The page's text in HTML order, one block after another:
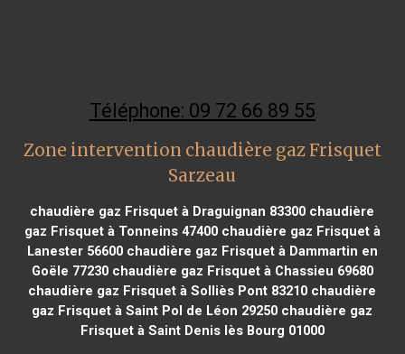
Téléphone: 09 72 66 89 55
Zone intervention chaudière gaz Frisquet
Sarzeau
chaudière gaz Frisquet à Draguignan 83300 chaudière
gaz Frisquet à Tonneins 47400chaudière gaz Frisquet à
Lanester 56600chaudière gaz Frisquet à Dammartin en
Goële 77230chaudière gaz Frisquet à Chassieu 69680
chaudière gaz Frisquet à Solliès Pont 83210 chaudière
gaz Frisquet à Saint Pol de Léon 29250 chaudière gaz
Frisquet à Saint Denis lès Bourg 01000